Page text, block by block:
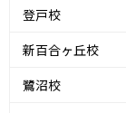
登戸校
新百合ヶ丘校
鷺沼校